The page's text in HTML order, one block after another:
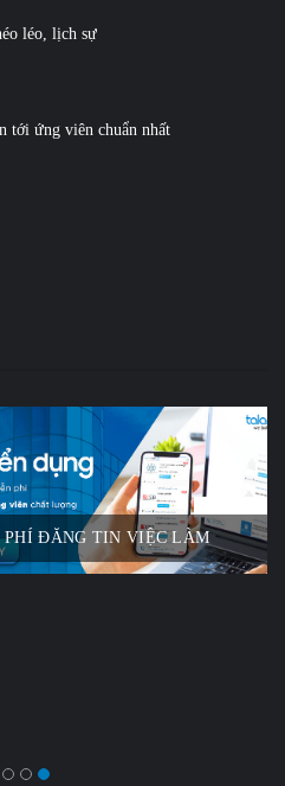
léo, lịch sự
tới ứng viên chuẩn nhất
TIN VIỆC LÀM